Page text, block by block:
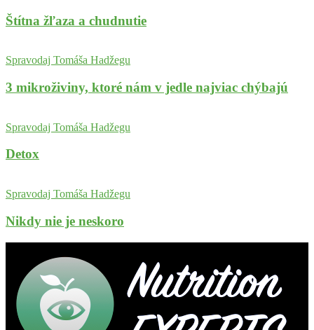
Štítna žľaza a chudnutie
Spravodaj Tomáša Hadžegu
3 mikroživiny, ktoré nám v jedle najviac chýbajú
Spravodaj Tomáša Hadžegu
Detox
Spravodaj Tomáša Hadžegu
Nikdy nie je neskoro